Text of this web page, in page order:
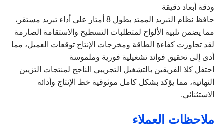
ودقة أبعاد دقيقة
حافظ نظام التبريد الممتد بطول 8 أمتار على أداء تبريد مستقر،
مما يضمن تلبية الألواح لمتطلبات التسطيح والاستقامة الصارمة
لقد تجاوزت كفاءة الطاقة ومخرجات الإنتاج توقعات العميل، مما
أدى إلى تحقيق فوائد تشغيلية فورية وملموسة
احتفل كلا الفريقين بالتشغيل التجريبي الناجح لمنتجات التزيين
النهائية، مما يؤكد بشكل كامل موثوقية خط الإنتاج وأدائه
الاستثنائي.
ملاحظات العملاء